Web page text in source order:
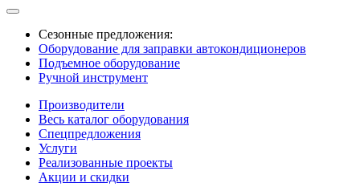
Сезонные предложения:
Оборудование для заправки автокондиционеров
Подъемное оборудование
Ручной инструмент
Производители
Весь каталог оборудования
Спецпредложения
Услуги
Реализованные проекты
Акции и скидки